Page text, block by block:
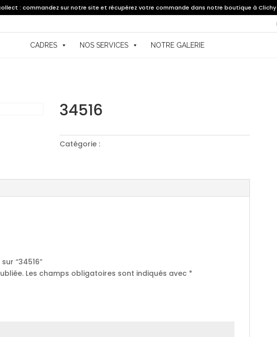
: commandez sur notre site et récupérez votre commande dans notre boutique à Clichy
CADRES NOS SERVICES NOTRE GALERIE
34516
Catégorie :
“34516”
Les champs obligatoires sont indiqués avec *